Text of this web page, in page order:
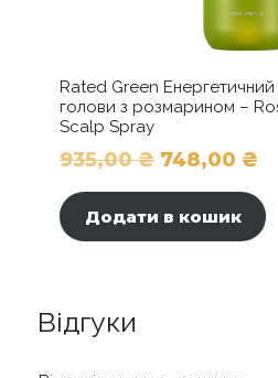
Rated Green
голови з розмарином –
Scalp Spray
935,00₴
ціна:
935,00 ₴.
748,00 ₴
Додати в кошик
Відгуки